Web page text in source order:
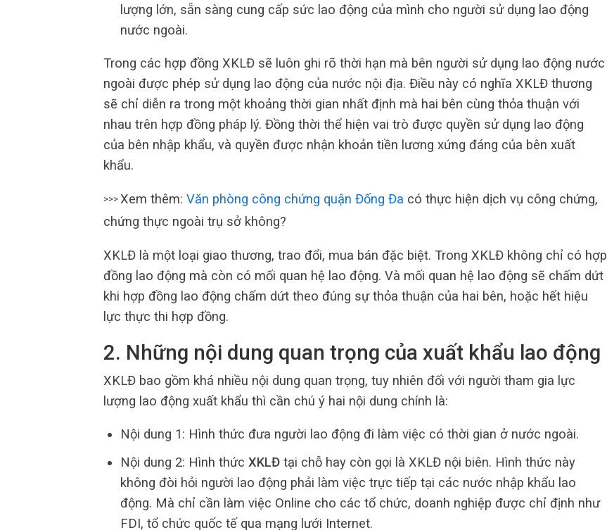
lượng lớn, sẵn sàng cung cấp sức lao động của mình cho người sử dụng lao động
nước ngoài.
Trong các hợp đồng XKLĐ sẽ luôn ghi rõ thời hạn mà bên người sử dụng lao động nước
ngoài được phép sử dụng lao động của nước nội địa. Điều này có nghĩa XKLĐ thương
sẽ chỉ diễn ra trong một khoảng thời gian nhất định mà hai bên cùng thỏa thuận với
nhau trên hợp đồng pháp lý. Đồng thời thể hiện vai trò được quyền sử dụng lao động
của bên nhập khẩu, và quyền được nhận khoản tiền lương xứng đáng của bên xuất
khẩu.
>>> Xem thêm: Văn phòng công chứng quận Đống Đa có thực hiện dịch vụ công chứng,
chứng thực ngoài trụ sở không?
XKLĐ là một loại giao thương, trao đổi, mua bán đặc biệt. Trong XKLĐ không chỉ có hợp
đồng lao động mà còn có mối quan hệ lao động. Và mối quan hệ lao động sẽ chấm dứt
khi hợp đồng lao động chấm dứt theo đúng sự thỏa thuận của hai bên, hoặc hết hiệu
lực thực thi hợp đồng.
2. Những nội dung quan trọng của xuất khẩu lao động
XKLĐ bao gồm khá nhiều nội dung quan trọng, tuy nhiên đối với người tham gia lực
lượng lao động xuất khẩu thì cần chú ý hai nội dung chính là:
Nội dung 1: Hình thức đưa người lao động đi làm việc có thời gian ở nước ngoài.
Nội dung 2: Hình thức XKLĐtại chỗ hay còn gọi là XKLĐ nội biên. Hình thức này
không đòi hỏi người lao động phải làm việc trực tiếp tại các nước nhập khẩu lao
động. Mà chỉ cần làm việc Online cho các tổ chức, doanh nghiệp được chỉ định như
FDI, tổ chức quốc tế qua mạng lưới Internet.